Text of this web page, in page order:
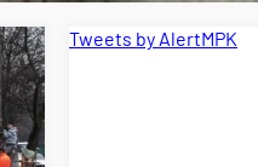
Tweets by AlertMPK